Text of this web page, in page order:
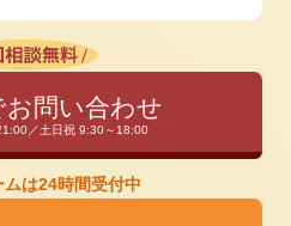
お問い合わせ
／土日祝 9:30～18:00
ムは24時間受付中